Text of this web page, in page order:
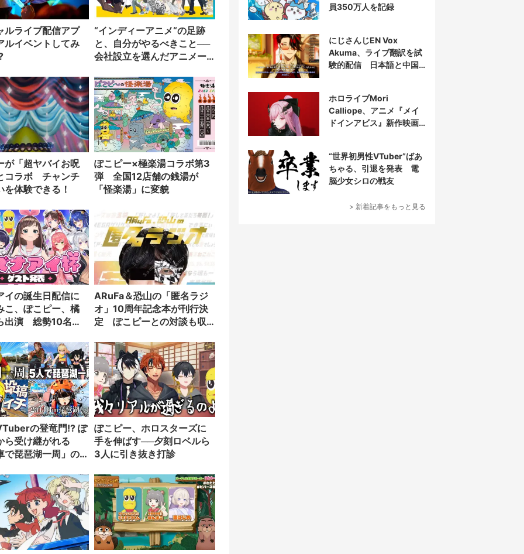
ルライブ配信アプ
ルイベントしてみ
“インディーアニメ“の足跡
と、自分がやるべきこと──
会社設立を選んだアニメー
が「超ヤバイお呪
コラボ チャンチ
を体験できる！
ぽこピー×極楽湯コラボ第3
弾 全国12店舗の銭湯が
「怪楽湯」に変貌
イの誕生日配信に
こ、ぽこピー、橘
出演 総勢10名の
ARuFa＆恐山の「匿名ラジ
オ」10周年記念本が刊行決
定 ぽこピーとの対談も収
の登竜門!? ぽ
ら受け継がれる
で琵琶湖一周」の
ぽこピー、ホロスターズに
手を伸ばす──夕刻ロベルら
3人に引き抜き打診
員350万人を記録
にじさんじEN Vox
Akuma、ライブ翻訳を試
験的配信 日本語と中国
ホロライブMori
Calliope、アニメ『メイ
ドインアビス』新作映画
“世界初男性VTuber”ばあ
ちゃる、引退を発表 電
脳少女シロの戦友
> 新着記事をもっと見る